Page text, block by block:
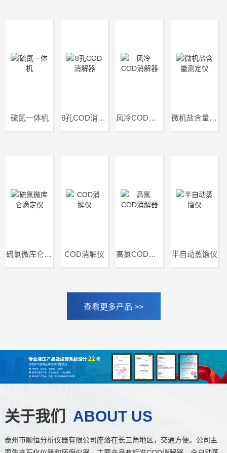
硫氮一体机 8孔COD消解器 风冷COD消解器 微机盐含量测定仪
硫氯微库仑滴定仪 COD消解仪 高氯COD消解器 半自动蒸馏仪
查看更多产品 >>
关于我们 ABOUT US
泰州市顺恒分析仪器有限公司座落在长三角地区，交通方便。公司主